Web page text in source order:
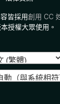
皆採用創用 CC
授權大眾使用。